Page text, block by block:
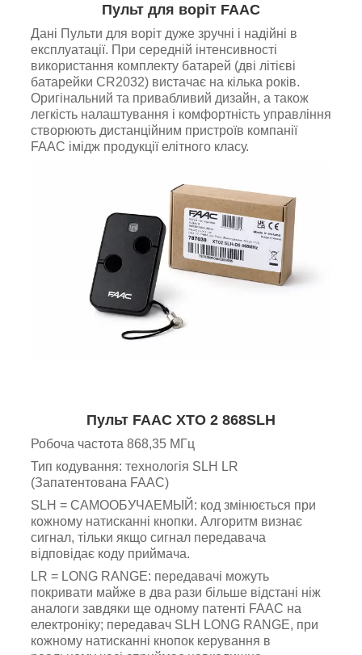
Пульт для воріт FAAC
Дані Пульти для воріт дуже зручні і надійні в
експлуатації. При середній інтенсивності
використання комплекту батарей (дві літієві
батарейки CR2032) вистачає на кілька років.
Оригінальний та привабливий дизайн, а також
легкість налаштування і комфортність управління
створюють дистанційним пристроїв компанії
FAAC імідж продукції елітного класу.
Пульт FAAC XTO 2 868SLH
Робоча частота 868,35 МГц
Тип кодування: технологія SLH LR
(Запатентована FAAC)
SLH = САМООБУЧАЕМЫЙ: код змінюється при
кожному натисканні кнопки. Алгоритм визнає
сигнал, тільки якщо сигнал передавача
відповідає коду приймача.
LR = LONG RANGE: передавачі можуть
покривати майже в два рази більше відстані ніж
аналоги завдяки ще одному патенті FAAC на
електроніку; передавач SLH LONG RANGE, при
кожному натисканні кнопок керування в